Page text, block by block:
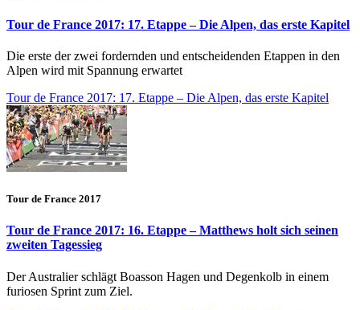
Tour de France 2017: 17. Etappe – Die Alpen, das erste Kapitel
Die erste der zwei fordernden und entscheidenden Etappen in den
Alpen wird mit Spannung erwartet
Tour de France 2017: 17. Etappe – Die Alpen, das erste Kapitel
Tour de France 2017
Tour de France 2017: 16. Etappe – Matthews holt sich seinen
zweiten Tagessieg
Der Australier schlägt Boasson Hagen und Degenkolb in einem
furiosen Sprint zum Ziel.